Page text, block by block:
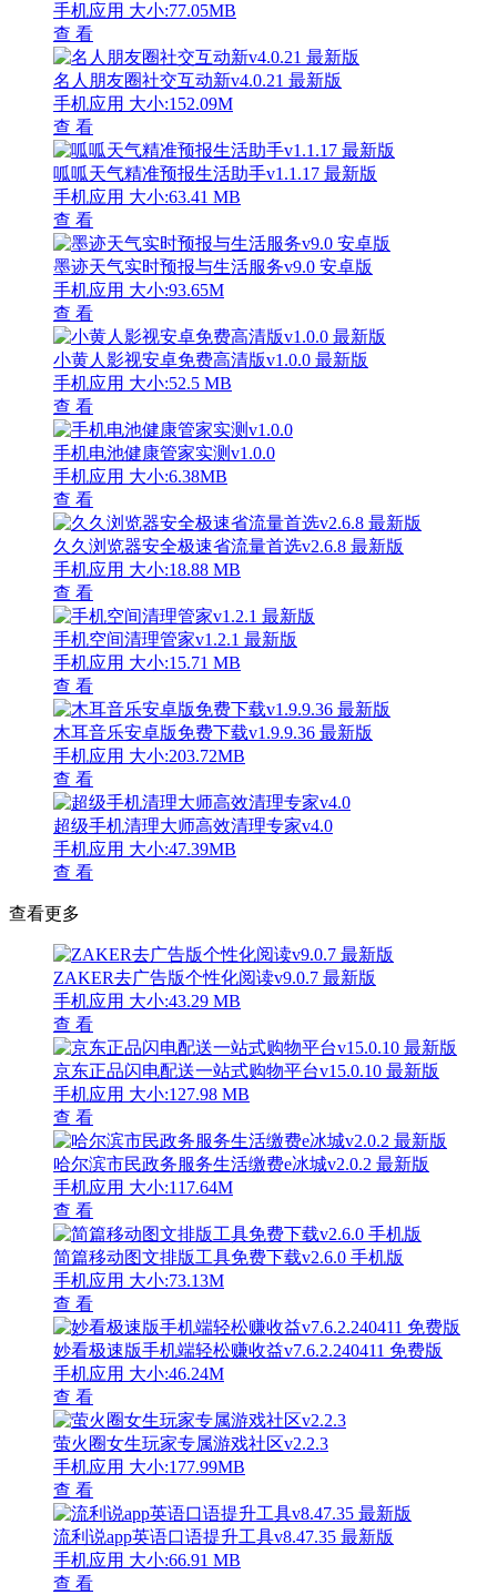
手机应用 大小:77.05MB
查 看
名人朋友圈社交互动新v4.0.21 最新版
手机应用 大小:152.09M
查 看
呱呱天气精准预报生活助手v1.1.17 最新版
手机应用 大小:63.41 MB
查 看
墨迹天气实时预报与生活服务v9.0 安卓版
手机应用 大小:93.65M
查 看
小黄人影视安卓免费高清版v1.0.0 最新版
手机应用 大小:52.5 MB
查 看
手机电池健康管家实测v1.0.0
手机应用 大小:6.38MB
查 看
久久浏览器安全极速省流量首选v2.6.8 最新版
手机应用 大小:18.88 MB
查 看
手机空间清理管家v1.2.1 最新版
手机应用 大小:15.71 MB
查 看
木耳音乐安卓版免费下载v1.9.9.36 最新版
手机应用 大小:203.72MB
查 看
超级手机清理大师高效清理专家v4.0
手机应用 大小:47.39MB
查 看
查看更多
ZAKER去广告版个性化阅读v9.0.7 最新版
手机应用 大小:43.29 MB
查 看
京东正品闪电配送一站式购物平台v15.0.10 最新版
手机应用 大小:127.98 MB
查 看
哈尔滨市民政务服务生活缴费e冰城v2.0.2 最新版
手机应用 大小:117.64M
查 看
简篇移动图文排版工具免费下载v2.6.0 手机版
手机应用 大小:73.13M
查 看
妙看极速版手机端轻松赚收益v7.6.2.240411 免费版
手机应用 大小:46.24M
查 看
萤火圈女生玩家专属游戏社区v2.2.3
手机应用 大小:177.99MB
查 看
流利说app英语口语提升工具v8.47.35 最新版
手机应用 大小:66.91 MB
查 看